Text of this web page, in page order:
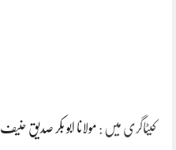
کیٹاگری میں : مولانا ابو بکر صدیق حنیف